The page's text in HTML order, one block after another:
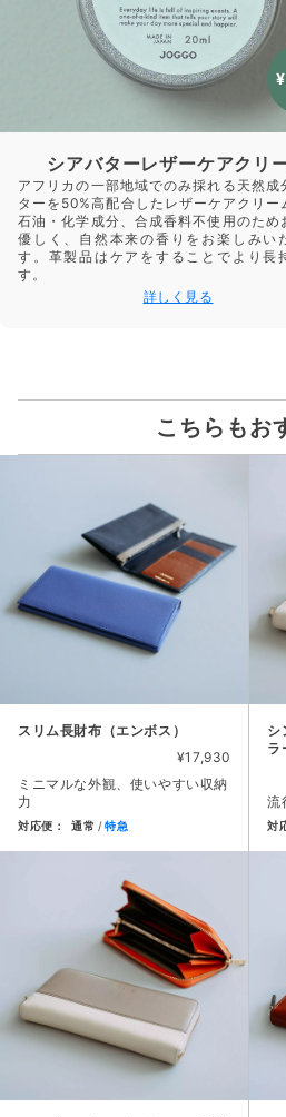
シアバターレザーケアクリ
アフリカの一部地域でのみ採れる天然成
ターを50%高配合したレザーケアクリー
石油・化学成分、合成香料不使用のため
優しく、自然本来の香りをお楽しみい
す。革製品はケアをすることでより長
す。
詳しく見る
こちらもお
スリム長財布（エンボス）
¥17,930
ミニマルな外観、使いやすい収納
力
対応便： 通常 特急
シ
ラ
流
対